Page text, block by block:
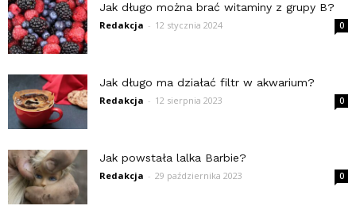
Jak długo można brać witaminy z grupy B?
Redakcja - 12 stycznia 2024 0
Jak długo ma działać filtr w akwarium?
Redakcja - 12 sierpnia 2023 0
Jak powstała lalka Barbie?
Redakcja - 29 października 2023 0